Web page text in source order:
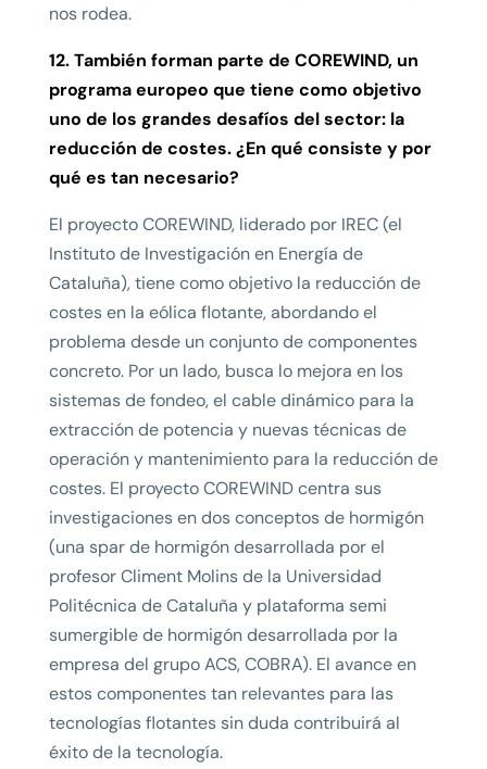
nos rodea.
12. También forman parte de COREWIND, un
programa europeo que tiene como objetivo
uno de los grandes desafíos del sector: la
reducción de costes. ¿En qué consiste y por
qué es tan necesario?
El proyecto COREWIND, liderado por IREC (el
Instituto de Investigación en Energía de
Cataluña), tiene como objetivo la reducción de
costes en la eólica flotante, abordando el
problema desde un conjunto de componentes
concreto. Por un lado, busca lo mejora en los
sistemas de fondeo, el cable dinámico para la
extracción de potencia y nuevas técnicas de
operación y mantenimiento para la reducción de
costes. El proyecto COREWIND centra sus
investigaciones en dos conceptos de hormigón
(una spar de hormigón desarrollada por el
profesor Climent Molins de la Universidad
Politécnica de Cataluña y plataforma semi
sumergible de hormigón desarrollada por la
empresa del grupo ACS, COBRA). El avance en
estos componentes tan relevantes para las
tecnologías flotantes sin duda contribuirá al
éxito de la tecnología.